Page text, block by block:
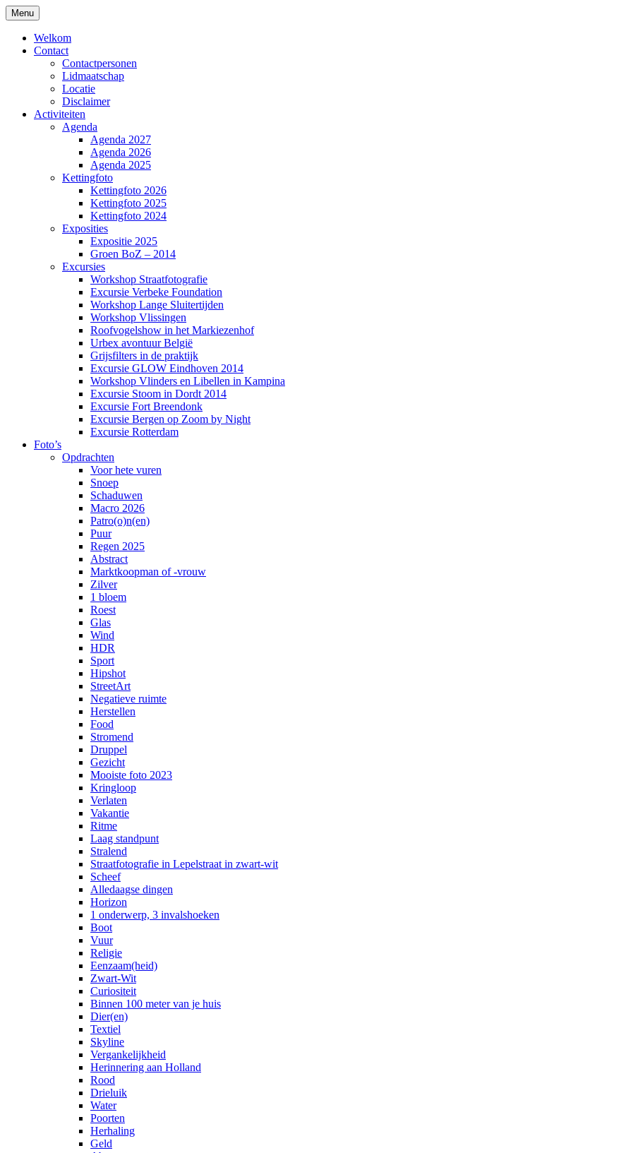
Ga
naar
inhoud
Click'et
Menu
Welkom
Contact
Contactpersonen
Lidmaatschap
Locatie
Disclaimer
Activiteiten
Agenda
Agenda 2027
Agenda 2026
Agenda 2025
Kettingfoto
Kettingfoto 2026
Kettingfoto 2025
Kettingfoto 2024
Exposities
Expositie 2025
Groen BoZ – 2014
Excursies
Workshop Straatfotografie
Excursie Verbeke Foundation
Workshop Lange Sluitertijden
Workshop Vlissingen
Roofvogelshow in het Markiezenhof
Urbex avontuur België
Grijsfilters in de praktijk
Excursie GLOW Eindhoven 2014
Workshop Vlinders en Libellen in Kampina
Excursie Stoom in Dordt 2014
Excursie Fort Breendonk
Excursie Bergen op Zoom by Night
Excursie Rotterdam
Foto’s
Opdrachten
Voor hete vuren
Snoep
Schaduwen
Macro 2026
Patro(o)n(en)
Puur
Regen 2025
Abstract
Marktkoopman of -vrouw
Zilver
1 bloem
Roest
Glas
Wind
HDR
Sport
Hipshot
StreetArt
Negatieve ruimte
Herstellen
Food
Stromend
Druppel
Gezicht
Mooiste foto 2023
Kringloop
Verlaten
Vakantie
Ritme
Laag standpunt
Stralend
Straatfotografie in Lepelstraat in zwart-wit
Scheef
Alledaagse dingen
Horizon
1 onderwerp, 3 invalshoeken
Boot
Vuur
Religie
Eenzaam(heid)
Zwart-Wit
Curiositeit
Binnen 100 meter van je huis
Dier(en)
Textiel
Skyline
Vergankelijkheid
Herinnering aan Holland
Rood
Drieluik
Water
Poorten
Herhaling
Geld